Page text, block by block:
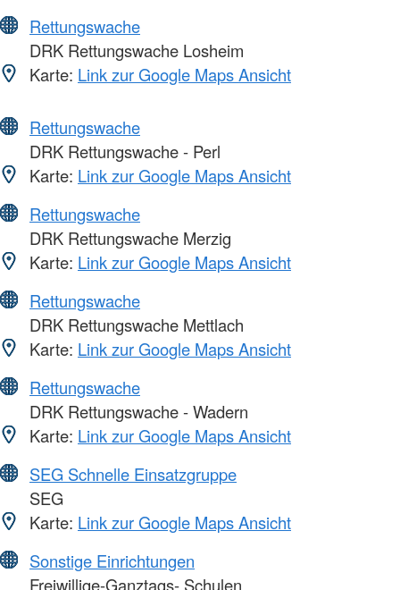
Rettungswache
DRK Rettungswache Losheim
Karte: Link zur Google Maps Ansicht
Rettungswache
DRK Rettungswache - Perl
Karte: Link zur Google Maps Ansicht
Rettungswache
DRK Rettungswache Merzig
Karte: Link zur Google Maps Ansicht
Rettungswache
DRK Rettungswache Mettlach
Karte: Link zur Google Maps Ansicht
Rettungswache
DRK Rettungswache - Wadern
Karte: Link zur Google Maps Ansicht
SEG Schnelle Einsatzgruppe
SEG
Karte: Link zur Google Maps Ansicht
Sonstige Einrichtungen
Freiwillige-Ganztags- Schulen